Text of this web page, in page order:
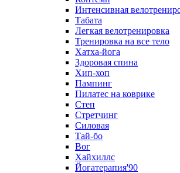
Интенсивная
Табата
Легкая велотренировка
Тренировка на все тело
Хатха-йога
Здоровая спина
Хип-хоп
Пампинг
Пилатес на коврике
Степ
Стретчинг
Силовая
Тай-бо
Вог
Хайхиллс
Йогатерапия'90